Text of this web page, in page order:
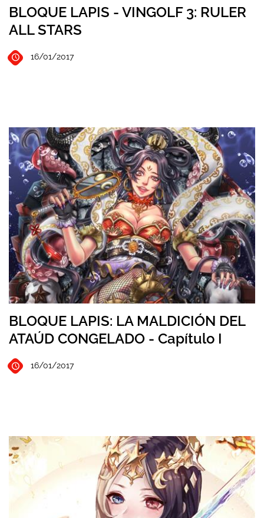
BLOQUE LAPIS - VINGOLF 3: RULER
ALL STARS
16/01/2017
BLOQUE LAPIS: LA MALDICIÓN DEL
ATAÚD CONGELADO - Capítulo I
16/01/2017